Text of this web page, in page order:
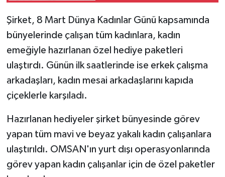
Şirket, 8 Mart Dünya Kadınlar Günü kapsamında
bünyelerinde çalışan tüm kadınlara, kadın
emeğiyle hazırlanan özel hediye paketleri
ulaştırdı. Günün ilk saatlerinde ise erkek çalışma
arkadaşları, kadın mesai arkadaşlarını kapıda
çiçeklerle karşıladı.
Hazırlanan hediyeler şirket bünyesinde görev
yapan tüm mavi ve beyaz yakalı kadın çalışanlara
ulaştırıldı. OMSAN'ın yurt dışı operasyonlarında
görev yapan kadın çalışanlar için de özel paketler